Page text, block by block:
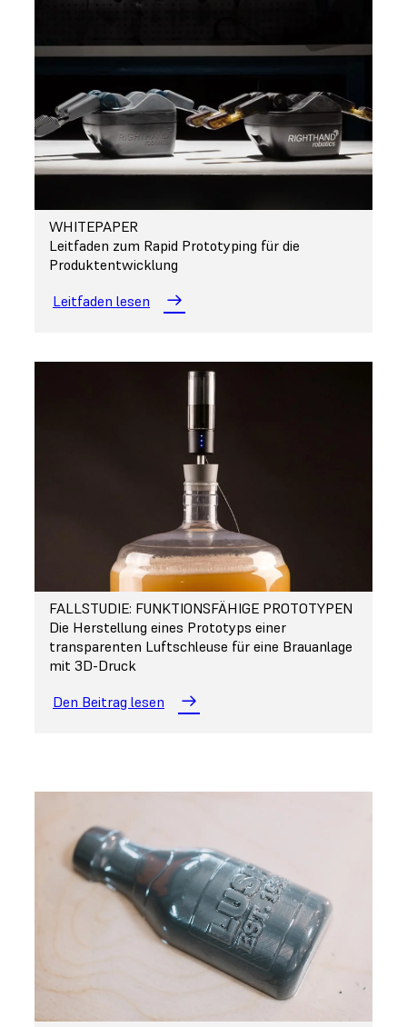
WHITEPAPER
Leitfaden zum Rapid Prototyping für die
Produktentwicklung
Leitfaden lesen
FALLSTUDIE: FUNKTIONSFÄHIGE PROTOTYPEN
Die Herstellung eines Prototyps einer
transparenten Luftschleuse für eine Brauanlage
mit 3D-Druck
Den Beitrag lesen